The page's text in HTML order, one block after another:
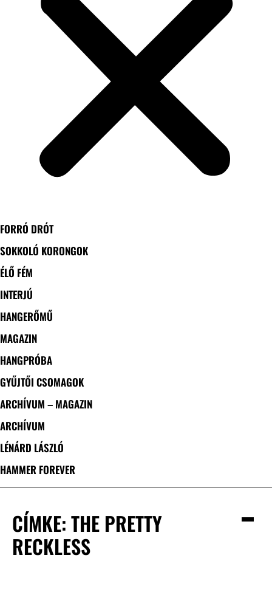
FORRÓ DRÓT
SOKKOLÓ KORONGOK
ÉLŐ FÉM
INTERJÚ
HANGERŐMŰ
MAGAZIN
HANGPRÓBA
GYŰJTŐI CSOMAGOK
ARCHÍVUM – MAGAZIN
ARCHÍVUM
LÉNÁRD LÁSZLÓ
HAMMER FOREVER
CÍMKE: THE PRETTY
RECKLESS